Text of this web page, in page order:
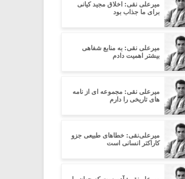
میرعلی نقی: اخلاق مجید کیانی
برای ما جذاب بود
میرعلی نقی: به منابع شفاهی
بیشتر اهمیت دادم
میرعلی نقی: مجموعه ای از نامه
های تاریخی را دارم
میرعلی‌نقی: خطاهای طبیعی جزو
کاراکتر انسانی است